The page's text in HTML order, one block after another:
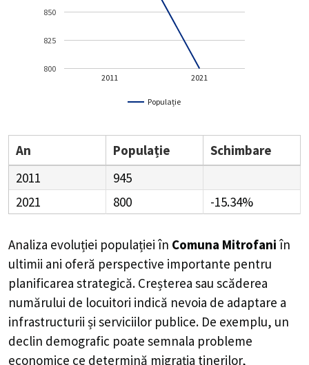
Populație
2011 2021
800
825
850
An Populație
Schimbare
2011
945
2021
800 -15.34%
Analiza evoluției populației în Comuna Mitrofani în
ultimii ani oferă perspective importante pentru
planificarea strategică. Creșterea sau scăderea
numărului de locuitori indică nevoia de adaptare a
infrastructurii și serviciilor publice. De exemplu, un
declin demografic poate semnala probleme
economice ce determină migrația tinerilor,